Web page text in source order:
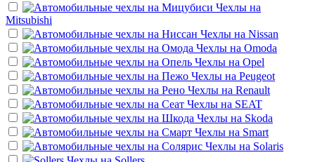
Чехлы на
Mitsubishi
Чехлы на Nissan
Чехлы на Omoda
Чехлы на Opel
Чехлы на Peugeot
Чехлы на Renault
Чехлы на SEAT
Чехлы на Skoda
Чехлы на Smart
Чехлы на Solaris